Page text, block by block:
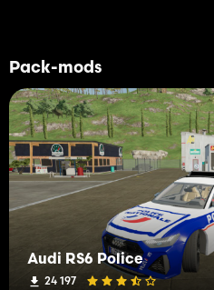
Pack-mods
Audi RS6 Police
24 197